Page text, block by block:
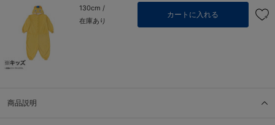
130cm /
在庫あり
カートに入れる
商品説明